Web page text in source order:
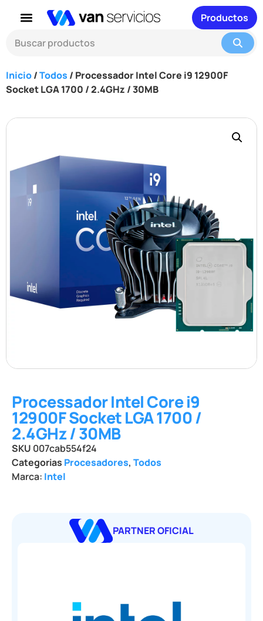
Productos
Inicio/Todos / Processador Intel Core i9 12900F
Socket LGA 1700 / 2.4GHz / 30MB
Processador Intel Core i9
12900F Socket LGA 1700 /
2.4GHz / 30MB
SKU 007cab554f24
Categorias Procesadores, Todos
Marca: Intel
PARTNER OFICIAL